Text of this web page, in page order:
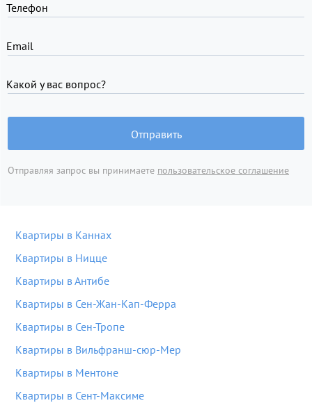
Телефон
Email
Какой у вас вопрос?
Отправить
Отправляя запрос вы принимаете пользовательское соглашение
Квартиры в Каннах
Квартиры в Ницце
Квартиры в Антибе
Квартиры в Сен-Жан-Кап-Ферра
Квартиры в Сен-Тропе
Квартиры в Вильфранш-сюр-Мер
Квартиры в Ментоне
Квартиры в Сент-Максиме